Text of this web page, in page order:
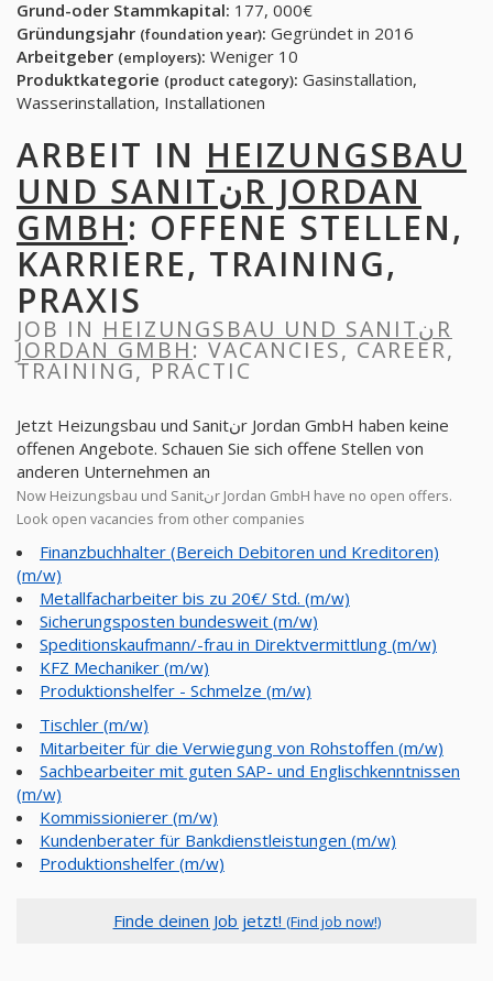
Grund-oder Stammkapital: 177, 000€
Gründungsjahr (foundation year): Gegründet in 2016
Arbeitgeber (employers): Weniger 10
Produktkategorie (product category): Gasinstallation,
Wasserinstallation, Installationen
ARBEIT IN HEIZUNGSBAU
UND SANITنR JORDAN
GMBH: OFFENE STELLEN,
KARRIERE, TRAINING,
PRAXIS
JOB IN HEIZUNGSBAU UND SANITنR
JORDAN GMBH: VACANCIES, CAREER,
TRAINING, PRACTIC
Jetzt Heizungsbau und Sanitنr Jordan GmbH haben keine
offenen Angebote. Schauen Sie sich offene Stellen von
anderen Unternehmen an
Now Heizungsbau und Sanitنr Jordan GmbH have no open offers.
Look open vacancies from other companies
Finanzbuchhalter (Bereich Debitoren und Kreditoren)
(m/w)
Metallfacharbeiter bis zu 20€/ Std. (m/w)
Sicherungsposten bundesweit (m/w)
Speditionskaufmann/-frau in Direktvermittlung (m/w)
KFZ Mechaniker (m/w)
Produktionshelfer - Schmelze (m/w)
Tischler (m/w)
Mitarbeiter für die Verwiegung von Rohstoffen (m/w)
Sachbearbeiter mit guten SAP- und Englischkenntnissen
(m/w)
Kommissionierer (m/w)
Kundenberater für Bankdienstleistungen (m/w)
Produktionshelfer (m/w)
Finde deinen Job jetzt! (Find job now!)